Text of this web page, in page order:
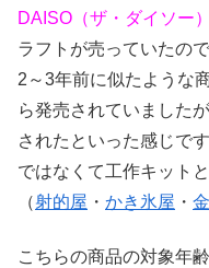
DAISO（ザ・ダイソー）
ラフトが売っていたの
2～3年前に似たような
ら発売されていました
されたといった感じで
ではなくて工作キット
（射的屋 ・ かき氷屋 ・
こちらの商品の対象年